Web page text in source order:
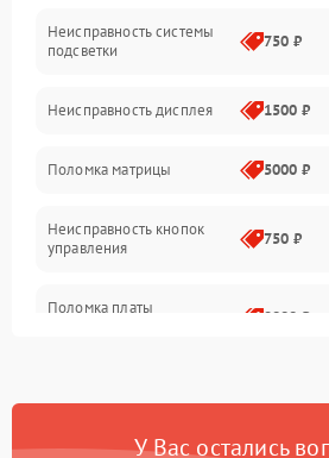
Оптика
Неисправность системы
подсветки
750 ₽
Неисправность дисплея 1500 ₽
Поломка матрицы 5000 ₽
Неисправность кнопок
управления
750 ₽
Поломка платы
2000 ₽
аккумулятора
У Вас остались